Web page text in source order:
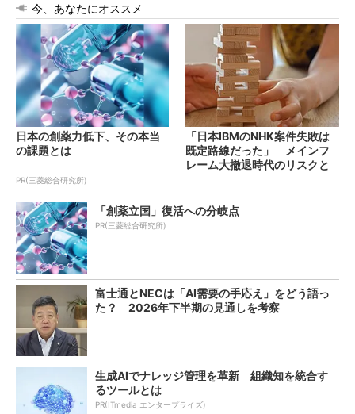
今、あなたにオススメ
日本の創薬力低下、その本当
の課題とは
PR(三菱総合研究所)
「日本IBMのNHK案件失敗は
既定路線だった」 メインフ
レーム大撤退時代のリスクと
「創薬立国」復活への分岐点
PR(三菱総合研究所)
富士通とNECは「AI需要の手応え」をどう語っ
た？ 2026年下半期の見通しを考察
生成AIでナレッジ管理を革新 組織知を統合す
るツールとは
PR(ITmedia エンタープライズ)